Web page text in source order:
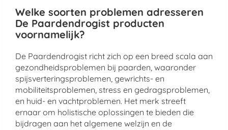
Welke soorten problemen adresseren
De Paardendrogist producten
voornamelijk?
De Paardendrogist richt zich op een breed scala aan
gezondheidsproblemen bij paarden, waaronder
spijsverteringsproblemen, gewrichts- en
mobiliteitsproblemen, stress en gedragsproblemen,
en huid- en vachtproblemen. Het merk streeft
ernaar om holistische oplossingen te bieden die
bijdragen aan het algemene welzijn en de